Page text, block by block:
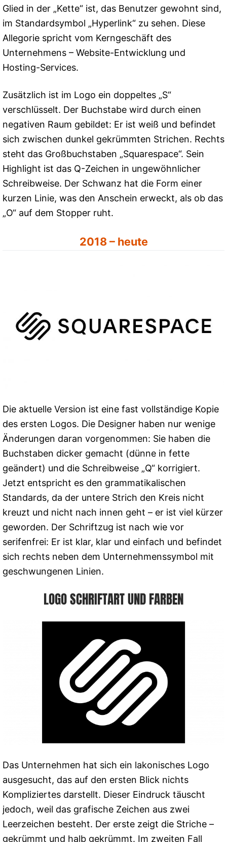
Glied in der „Kette“ ist, das Benutzer gewohnt sind,
im Standardsymbol „Hyperlink“ zu sehen. Diese
Allegorie spricht vom Kerngeschäft des
Unternehmens – Website-Entwicklung und
Hosting-Services.
Zusätzlich ist im Logo ein doppeltes „S“
verschlüsselt. Der Buchstabe wird durch einen
negativen Raum gebildet: Er ist weiß und befindet
sich zwischen dunkel gekrümmten Strichen. Rechts
steht das Großbuchstaben „Squarespace“. Sein
Highlight ist das Q-Zeichen in ungewöhnlicher
Schreibweise. Der Schwanz hat die Form einer
kurzen Linie, was den Anschein erweckt, als ob das
„O“ auf dem Stopper ruht.
2018 – heute
Die aktuelle Version ist eine fast vollständige Kopie
des ersten Logos. Die Designer haben nur wenige
Änderungen daran vorgenommen: Sie haben die
Buchstaben dicker gemacht (dünne in fette
geändert) und die Schreibweise „Q“ korrigiert.
Jetzt entspricht es den grammatikalischen
Standards, da der untere Strich den Kreis nicht
kreuzt und nicht nach innen geht – er ist viel kürzer
geworden. Der Schriftzug ist nach wie vor
serifenfrei: Er ist klar, klar und einfach und befindet
sich rechts neben dem Unternehmenssymbol mit
geschwungenen Linien.
LOGO SCHRIFTART UND FARBEN
Das Unternehmen hat sich ein lakonisches Logo
ausgesucht, das auf den ersten Blick nichts
Kompliziertes darstellt. Dieser Eindruck täuscht
jedoch, weil das grafische Zeichen aus zwei
Leerzeichen besteht. Der erste zeigt die Striche –
gekrümmt und halb gekrümmt. Im zweiten Fall